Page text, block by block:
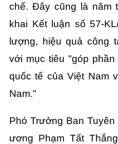
chế. Đây cũng là năm
khai Kết luận số 57-
lượng, hiệu quả công
với mục tiêu "góp
quốc tế của Việt Nam
Nam."
Phó Trưởng Ban
ương Phạm Tất